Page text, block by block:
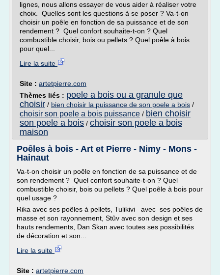
lignes, nous allons essayer de vous aider à réaliser votre
choix. Quelles sont les questions à se poser ? Va-t-on
choisir un poêle en fonction de sa puissance et de son
rendement ? Quel confort souhaite-t-on ? Quel
combustible choisir, bois ou pellets ? Quel poêle à bois
pour quel...
Lire la suite
Site : artetpierre.com
Thèmes liés : poele a bois ou a granule que
choisir / bien choisir la puissance de son poele a bois /
choisir son poele a bois puissance / bien choisir
son poele a bois / choisir son poele a bois
maison
Poêles à bois - Art et Pierre - Nimy - Mons -
Hainaut
Va-t-on choisir un poêle en fonction de sa puissance et de
son rendement ? Quel confort souhaite-t-on ? Quel
combustible choisir, bois ou pellets ? Quel poêle à bois pour
quel usage ?
Rika avec ses poêles à pellets, Tulikivi avec ses poêles de
masse et son rayonnement, Stûv avec son design et ses
hauts rendements, Dan Skan avec toutes ses possibilités
de décoration et son...
Lire la suite
Site : artetpierre.com